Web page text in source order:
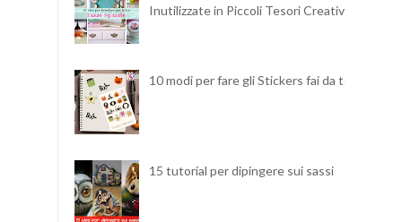
Inutilizzate in Piccoli Tesori Creativi
10 modi per fare gli Stickers fai da te
15 tutorial per dipingere sui sassi